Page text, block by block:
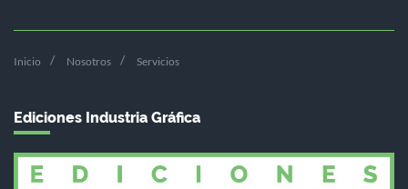
Inicio Nosotros Servicios
Ediciones Industria Gráfica